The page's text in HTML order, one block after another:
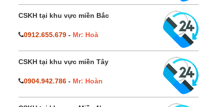
CSKH tại khu vực miền Bắc
0912.655.679 - Mr: Hoà
CSKH tại khu vực miền Tây
0904.942.786 - Mr: Hoàn